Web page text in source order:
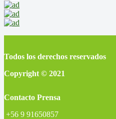
Todos los derechos reservados
Copyright © 2021
Contacto Prensa
+56 9 91650857